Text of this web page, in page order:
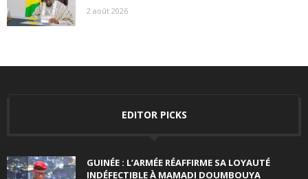
2 août 2026
EDITOR PICKS
GUINÉE : L’ARMÉE RÉAFFIRME SA LOYAUTÉ
INDÉFECTIBLE À MAMADI DOUMBOUYA